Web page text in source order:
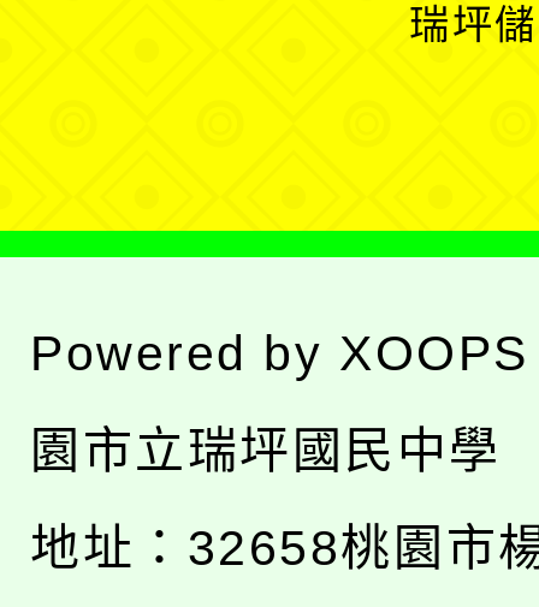
瑞坪
Powered by XOOPS
園市立瑞坪國民中學
地址： 32658桃園市